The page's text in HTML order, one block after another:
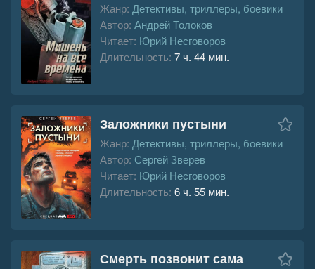
Жанр: Детективы, триллеры, боевики
Автор: Андрей Толоков
Читает: Юрий Несговоров
Длительность: 7 ч. 44 мин.
Заложники пустыни
Жанр: Детективы, триллеры, боевики
Автор: Сергей Зверев
Читает: Юрий Несговоров
Длительность: 6 ч. 55 мин.
Смерть позвонит сама